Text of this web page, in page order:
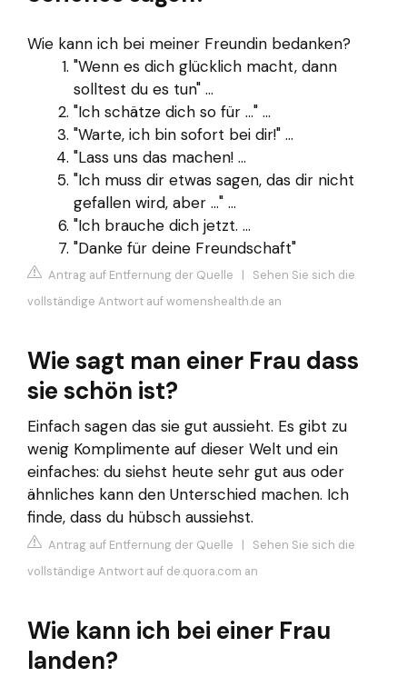
Wie kann ich bei meiner Freundin bedanken?
"Wenn es dich glücklich macht, dann
solltest du es tun" ...
"Ich schätze dich so für …" ...
"Warte, ich bin sofort bei dir!" ...
"Lass uns das machen! ...
"Ich muss dir etwas sagen, das dir nicht
gefallen wird, aber …" ...
"Ich brauche dich jetzt. ...
"Danke für deine Freundschaft"
Antrag auf Entfernung der Quelle | Sehen Sie sich die
vollständige Antwort auf womenshealth.de an
Wie sagt man einer Frau dass
sie schön ist?
Einfach sagen das sie gut aussieht. Es gibt zu
wenig Komplimente auf dieser Welt und ein
einfaches: du siehst heute sehr gut aus oder
ähnliches kann den Unterschied machen. Ich
finde, dass du hübsch aussiehst.
Antrag auf Entfernung der Quelle | Sehen Sie sich die
vollständige Antwort auf de.quora.com an
Wie kann ich bei einer Frau
landen?